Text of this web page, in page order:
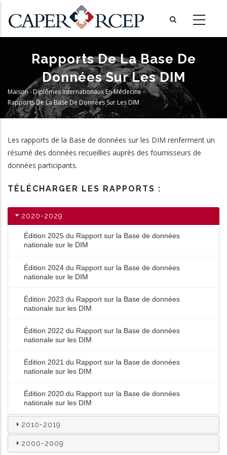
Rapports De La Base De
Données Sur Les DIM
Fil
D'Ariane
Maison-Diplômés Internationaux En Médecine-
Rapports De La Base De Données Sur Les DIM
Les rapports de la Base de données sur les DIM renferment un
résumé des données recueillies auprès des fournisseurs de
données participants.
TÉLÉCHARGER LES RAPPORTS :
2020-2029
Édition 2025 du Rapport sur la Base de données
nationale sur le DIM
Édition 2024 du Rapport sur la Base de données
nationale sur le DIM
Édition 2023 du Rapport sur la Base de données
nationale sur les DIM
Édition 2022 du Rapport sur la Base de données
nationale sur les DIM
Édition 2021 du Rapport sur la Base de données
nationale sur les DIM
Édition 2020 du Rapport sur la Base de données
nationale sur les DIM
2010-2019
2000-2009